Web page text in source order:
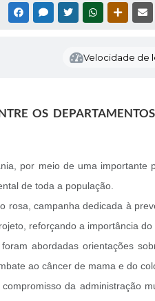
FACEBOOKMESSENGER
TWITTERWHATSAPP
Velocidade de
OS
por meio de uma
de toda a população.
rosa, campanha dedicada à
reforçando a importância
abordadas orientações
ao câncer de mama e do
da administração